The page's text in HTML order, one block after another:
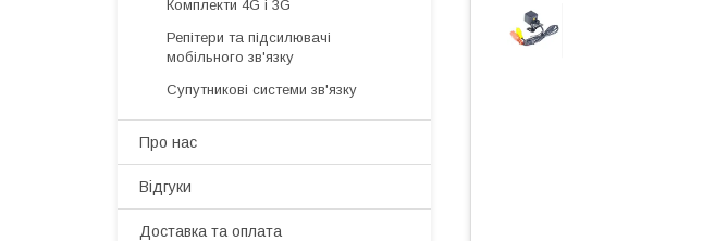
Комплекти 4G і 3G
Репітери та підсилювачі
мобільного зв'язку
Супутникові системи зв'язку
Про нас
Відгуки
Доставка та оплата